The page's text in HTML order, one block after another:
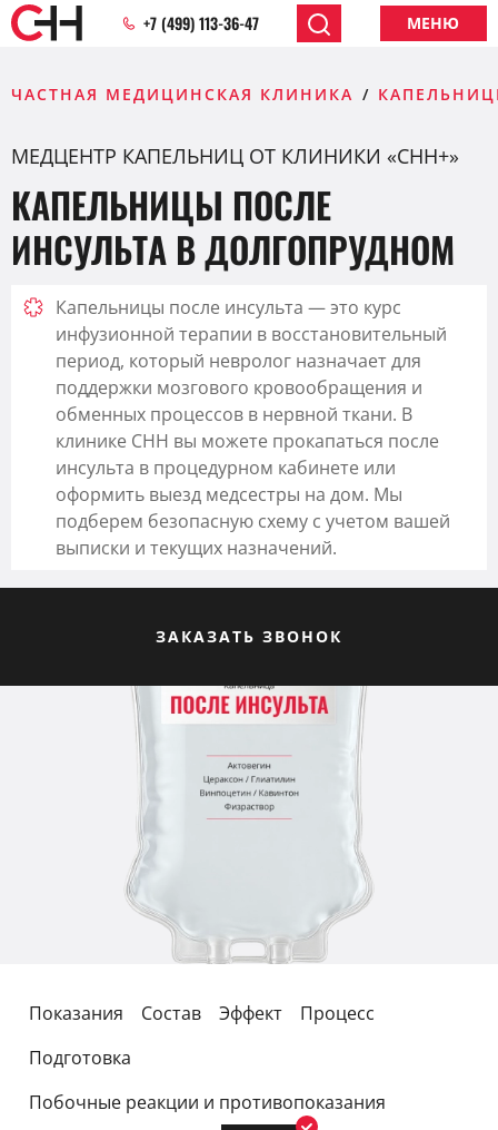
+7 (499) 113-36-47 МЕНЮ
ЧАСТНАЯ МЕДИЦИНСКАЯ КЛИНИКА
МЕДЦЕНТР КАПЕЛЬНИЦ ОТ КЛИНИКИ «CHH+»
КАПЕЛЬНИЦЫ ПОСЛЕ
ИНСУЛЬТА В ДОЛГОПРУДНОМ
Капельницы после инсульта — это курс
инфузионной терапии в восстановительный
период, который невролог назначает для
поддержки мозгового кровообращения и
обменных процессов в нервной ткани. В
клинике CHH вы можете прокапаться после
инсульта в процедурном кабинете или
оформить выезд медсестры на дом. Мы
подберем безопасную схему с учетом вашей
выписки и текущих назначений.
ЗАКАЗАТЬ ЗВОНОК
Показания Состав Эффект
Процесс
Подготовка
Побочные реакции и противопоказания